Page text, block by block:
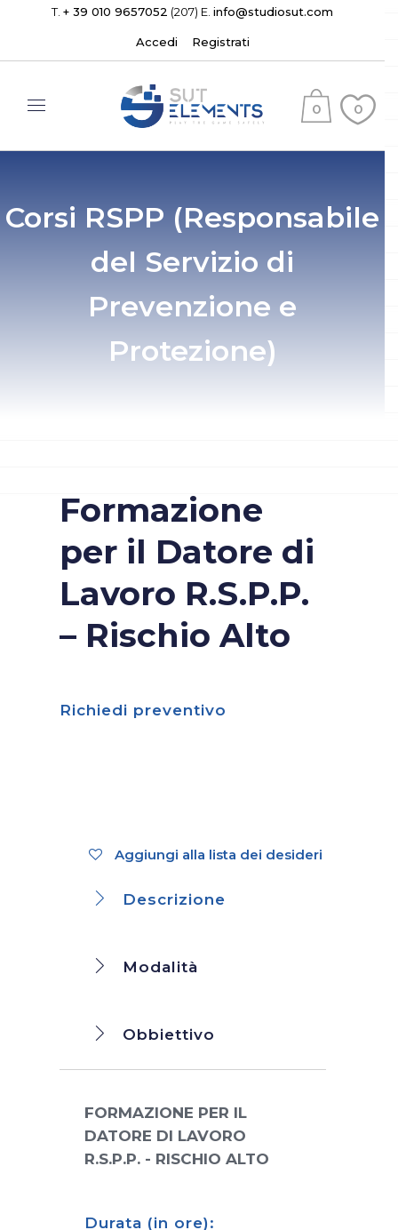
T. + 39 010 9657052 (207) E. info@studiosut.com
Accedi Registrati
0 0
Corsi RSPP (Responsabile
del Servizio di
Prevenzione e
Protezione)
Formazione
per il Datore di
Lavoro R.S.P.P.
– Rischio Alto
Richiedi preventivo
Aggiungi alla lista dei desideri
Descrizione
Modalità
Obbiettivo
FORMAZIONE PER IL
DATORE DI LAVORO
R.S.P.P. - RISCHIO ALTO
Durata (in ore):